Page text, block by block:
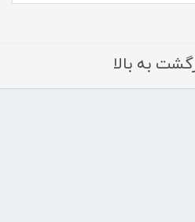
به بالا